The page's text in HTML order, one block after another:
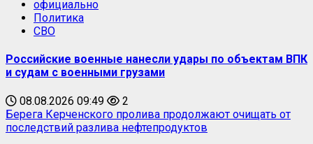
официально
Политика
СВО
Российские военные нанесли удары по объектам ВПК
и судам с военными грузами
08.08.2026 09:49
2
Берега Керченского пролива продолжают очищать от
последствий разлива нефтепродуктов